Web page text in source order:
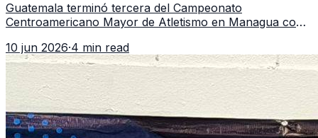
Guatemala terminó tercera del Campeonato
Centroamericano Mayor de Atletismo en Managua con
de CDAG.
10 jun 2026·4 min read